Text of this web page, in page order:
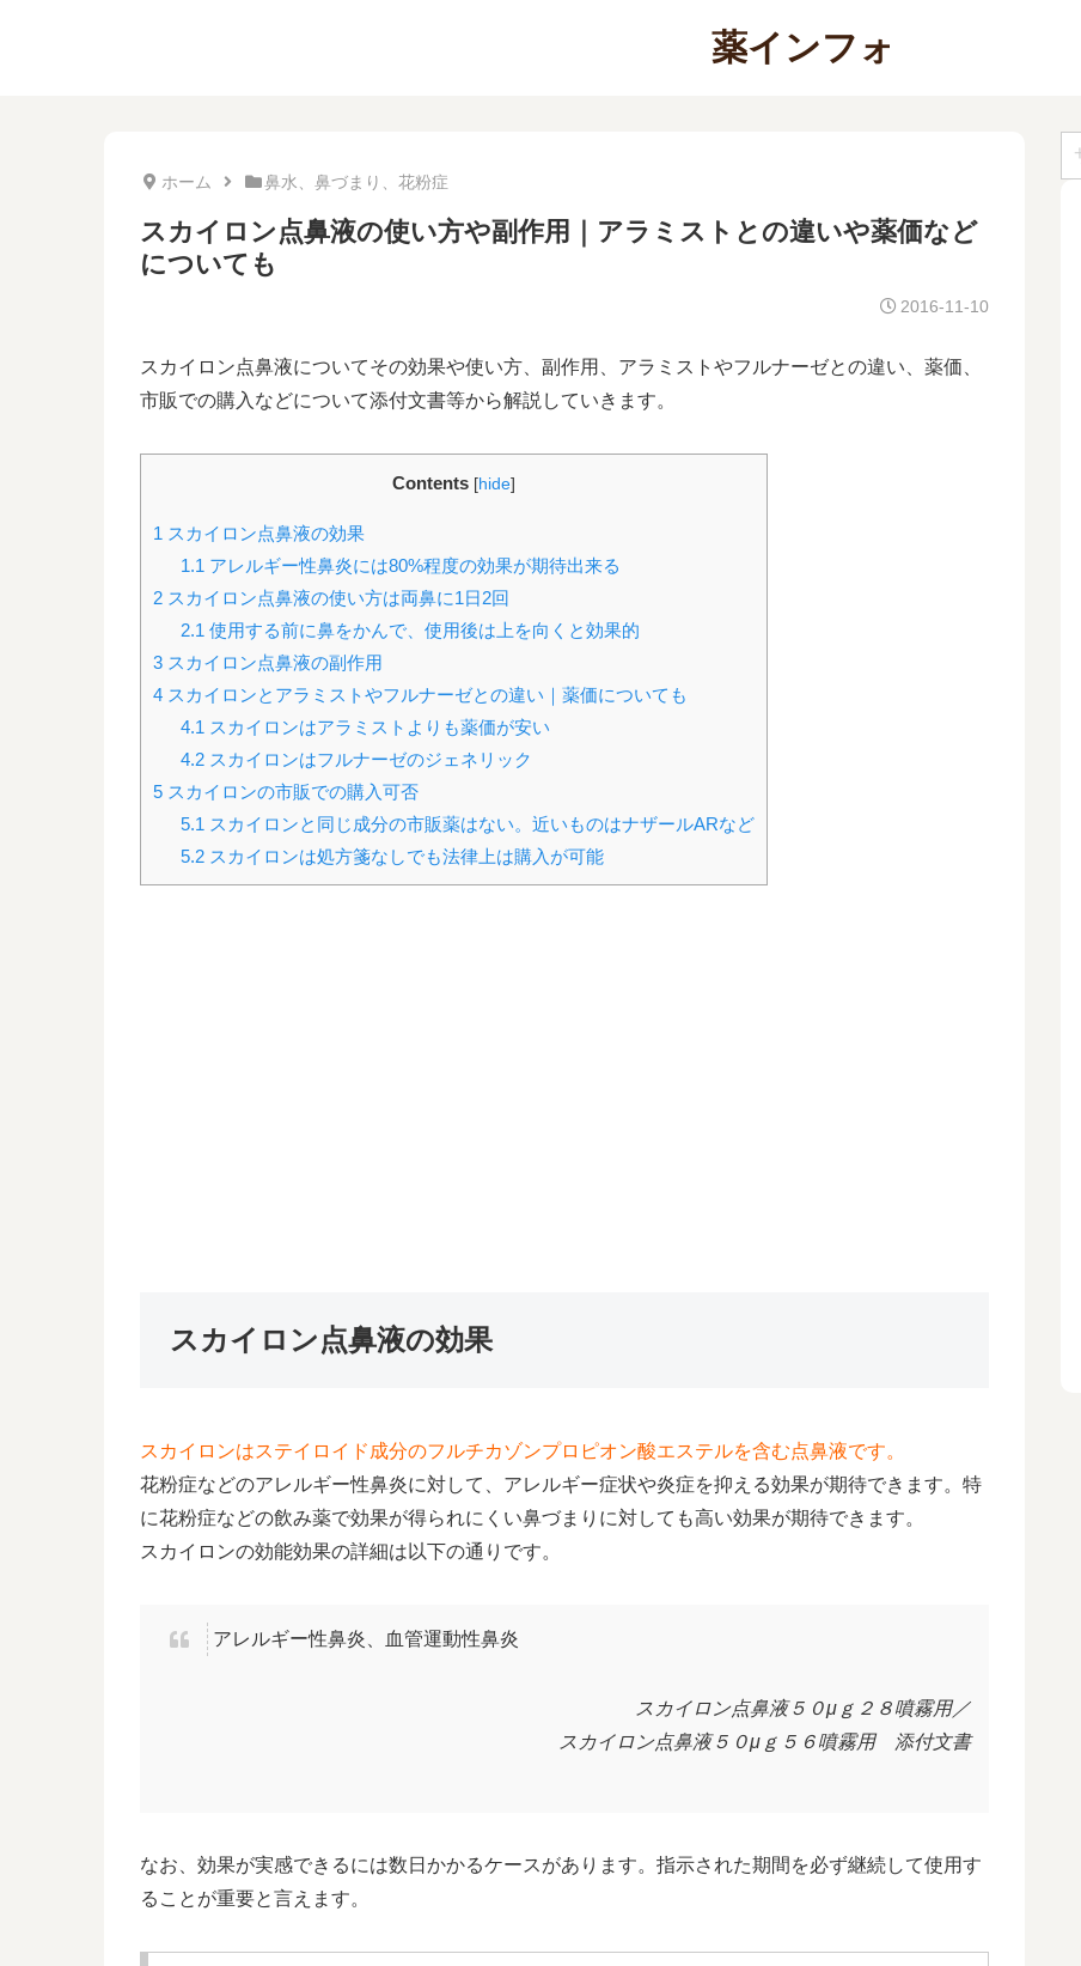
薬インフォ
ホーム 鼻水、鼻づまり、花粉症
スカイロン点鼻液の使い方や副作用｜アラミストとの違いや薬価など
についても
2016-11-10
スカイロン点鼻液についてその効果や使い方、副作用、アラミストやフルナーゼとの違い、薬価、
市販での購入などについて添付文書等から解説していきます。
Contents [hide]
1 スカイロン点鼻液の効果
1.1 アレルギー性鼻炎には80%程度の効果が期待出来る
2 スカイロン点鼻液の使い方は両鼻に1日2回
2.1 使用する前に鼻をかんで、使用後は上を向くと効果的
3 スカイロン点鼻液の副作用
4 スカイロンとアラミストやフルナーゼとの違い｜薬価についても
4.1 スカイロンはアラミストよりも薬価が安い
4.2スカイロンはフルナーゼのジェネリック
5 スカイロンの市販での購入可否
5.1 スカイロンと同じ成分の市販薬はない。近いものはナザールARなど
5.2スカイロンは処方箋なしでも法律上は購入が可能
スカイロン点鼻液の効果
スカイロンはステイロイド成分のフルチカゾンプロピオン酸エステルを含む点鼻液です。
花粉症などのアレルギー性鼻炎に対して、アレルギー症状や炎症を抑える効果が期待できます。特
に花粉症などの飲み薬で効果が得られにくい鼻づまりに対しても高い効果が期待できます。
スカイロンの効能効果の詳細は以下の通りです。
アレルギー性鼻炎、血管運動性鼻炎
スカイロン点鼻液５０μｇ２８噴霧用／
スカイロン点鼻液５０μｇ５６噴霧用 添付文書
なお、効果が実感できるには数日かかるケースがあります。指示された期間を必ず継続して使用す
ることが重要と言えます。